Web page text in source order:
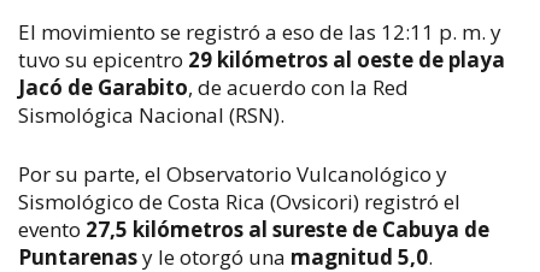
El movimiento se registró a eso de las 12:11 p. m. y
tuvo su epicentro 29 kilómetros al oeste de playa
Jacó de Garabito, de acuerdo con la Red
Sismológica Nacional (RSN).
Por su parte, el Observatorio Vulcanológico y
Sismológico de Costa Rica (Ovsicori) registró el
evento 27,5 kilómetros al sureste de Cabuya de
Puntarenasy le otorgó una magnitud 5,0.